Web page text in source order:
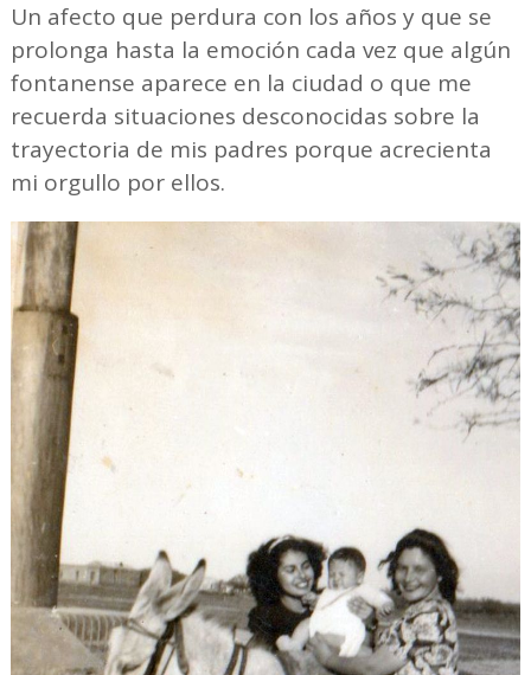
Un afecto que perdura con los años y que se
prolonga hasta la emoción cada vez que algún
fontanense aparece en la ciudad o que me
recuerda situaciones desconocidas sobre la
trayectoria de mis padres porque acrecienta
mi orgullo por ellos.